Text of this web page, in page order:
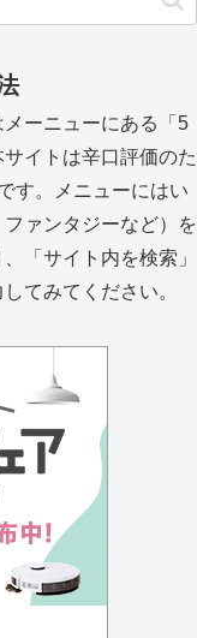
ーニューにある「5
イトは辛口評価のた
す。メニューにはい
ァンタジーなど）を
「サイト内を検索」
てみてください。